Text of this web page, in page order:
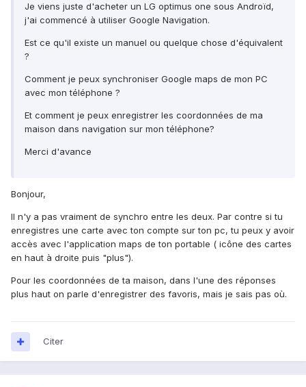
Je viens juste d'acheter un LG optimus one sous Androïd,
j'ai commencé à utiliser Google Navigation.
Est ce qu'il existe un manuel ou quelque chose d'équivalent
?
Comment je peux synchroniser Google maps de mon PC
avec mon téléphone ?
Et comment je peux enregistrer les coordonnées de ma
maison dans navigation sur mon téléphone?
Merci d'avance
Bonjour,
Il n'y a pas vraiment de synchro entre les deux. Par contre si tu
enregistres une carte avec ton compte sur ton pc, tu peux y avoir
accès avec l'application maps de ton portable ( icône des cartes
en haut à droite puis "plus").
Pour les coordonnées de ta maison, dans l'une des réponses
plus haut on parle d'enregistrer des favoris, mais je sais pas où.
Citer